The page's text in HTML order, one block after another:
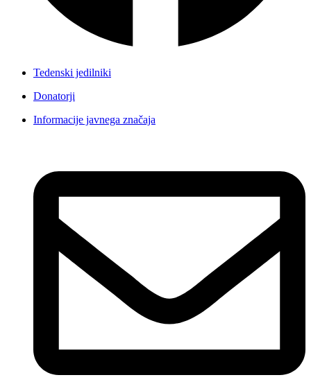
Tedenski jedilniki
Donatorji
Informacije javnega značaja